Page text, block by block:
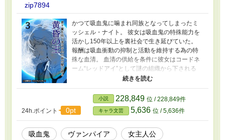
zip7894
かつて吸血鬼に噛まれ同族となってしまったミ
ッシェル・ナイト。 彼女は吸血鬼の特殊能力を
活かし150年以上を裏社会で生き延びていた。
報酬は吸血衝動の抑制と活動を維持する為の特
殊な血清。 血清の供給を条件に彼女はコードネ
ーム“レッドアイ”として謎の組織から下される
様々な任務をこなしていくのだった…… エピソ
ルはハイテク企業CGOの娘の護衛を依頼され
た。護衛チームと反発しながらも警備をするミ
ッシェルだったが、謎の敵から襲撃を受けてし
まう。敵は武装した自動人形オートマタの軍団
とそれを操る錬金術師だった。
24h.ポイント 0pt
小説 228,849 位 / 228,849件
キャラ文芸 5,636 位 / 5,636件
吸血鬼 ヴァンパイア
女主人公